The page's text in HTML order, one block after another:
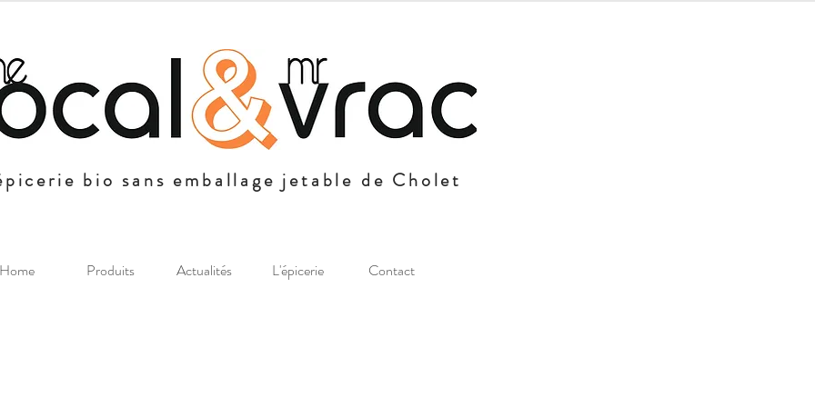
bio sans emballage jetable de Cholet
Produits Actualités L'épicerie Contact